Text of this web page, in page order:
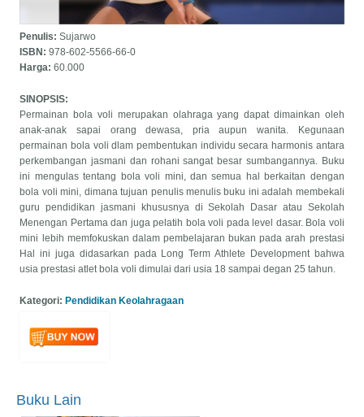
Penulis:Sujarwo
ISBN:978-602-5566-66-0
Harga:60.000
SINOPSIS:
Permainan bola voli merupakan olahraga yang dapat dimainkan oleh
anak-anak sapai orang dewasa, pria aupun wanita. Kegunaan
permainan bola voli dlam pembentukan individu secara harmonis antara
perkembangan jasmani dan rohani sangat besar sumbangannya. Buku
ini mengulas tentang bola voli mini, dan semua hal berkaitan dengan
bola voli mini, dimana tujuan penulis menulis buku ini adalah membekali
guru pendidikan jasmani khususnya di Sekolah Dasar atau Sekolah
Menengan Pertama dan juga pelatih bola voli pada level dasar. Bola voli
mini lebih memfokuskan dalam pembelajaran bukan pada arah prestasi
Hal ini juga didasarkan pada Long Term Athlete Development bahwa
usia prestasi atlet bola voli dimulai dari usia 18 sampai degan 25 tahun.
Kategori: Pendidikan Keolahragaan
Buku Lain
(Prapesan) BUKU
DIABETES Panduan Hidup
bagi Pasien dan Keluarga
Penulis:Rachmah
Ambardini & BM Wara Kushartanti
Harga:80.000